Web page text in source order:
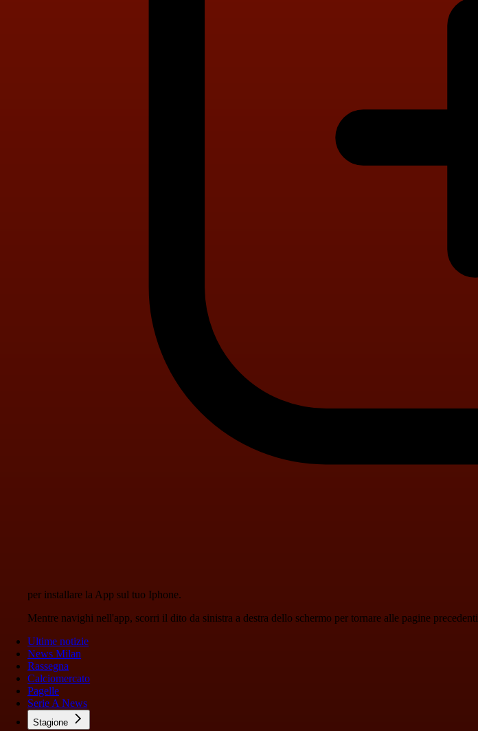
per installare la App sul tuo Iphone.
Mentre navighi nell'app, scorri il dito da sinistra a destra dello schermo per tornare alle pagine precedenti
Ultime notizie
News Milan
Rassegna
Calciomercato
Pagelle
Serie A News
Stagione